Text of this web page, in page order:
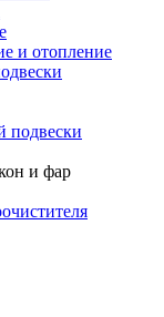
и отопление
подвески
и фар